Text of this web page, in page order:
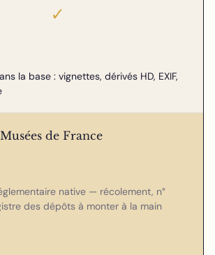
✓
la base : vignettes, dérivés HD, EXIF,
de France
native — récolement, n°
des dépôts à monter à la main